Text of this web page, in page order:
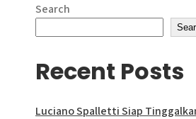
Search
Recent Posts
Luciano Spalletti Siap